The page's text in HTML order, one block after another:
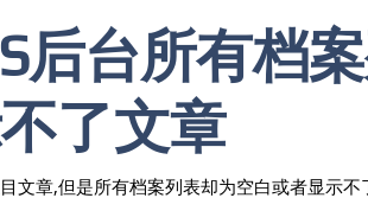
后台所有档
了文章
文章,但是所有档案列表却为空白或者显示不